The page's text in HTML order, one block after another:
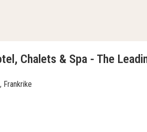
Chalets & Spa - The
Frankrike